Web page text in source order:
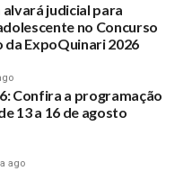
judicial para
no Concurso
da ExpoQuinari 2026
Confira a programação
13 a 16 de agosto
ago